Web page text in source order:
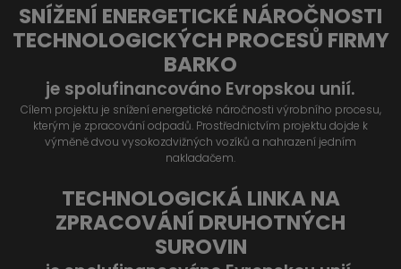
SNÍŽENÍ ENERGETICKÉ NÁROČNOSTI
TECHNOLOGICKÝCH PROCESŮ FIRMY
BARKO
je spolufinancováno Evropskou unií.
Cílem projektu je snížení energetické náročnosti výrobního procesu,
kterým je zpracování odpadů. Prostřednictvím projektu dojde k
výměně dvou vysokozdvižných vozíků a nahrazení jedním
nakladačem.
TECHNOLOGICKÁ LINKA NA
ZPRACOVÁNÍ DRUHOTNÝCH
SUROVIN